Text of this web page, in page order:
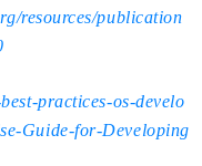
resources/publication
practices-os-develo
Guide-for-Developing